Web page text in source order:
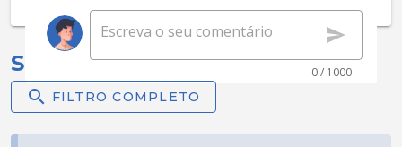
0 / 1000
Selecionadas para você:
FILTRO COMPLETO